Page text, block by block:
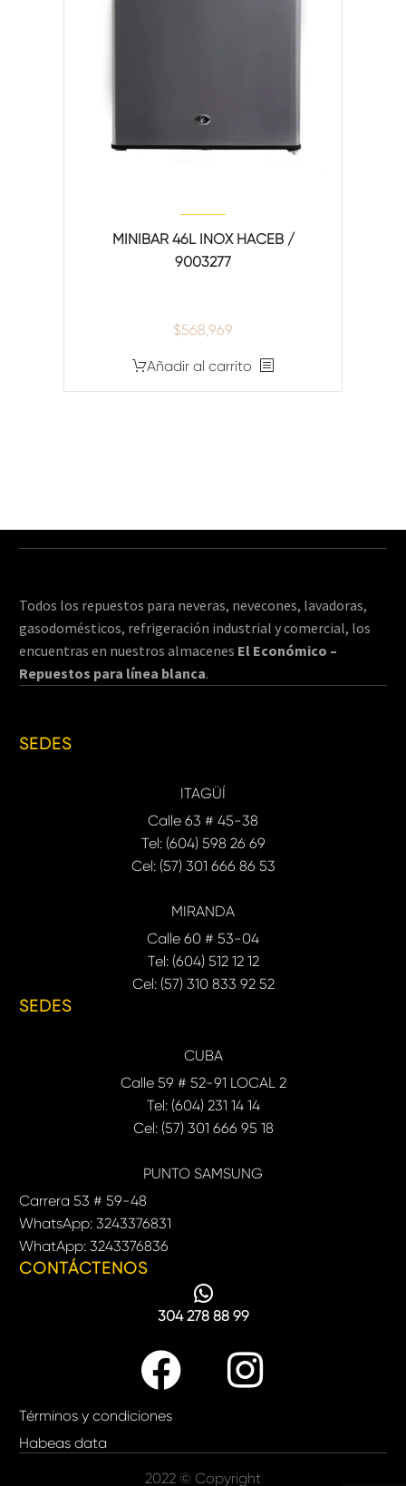
MINIBAR 46L INOX HACEB /
9003277
$568,969
Añadir al carrito
Todos los repuestos para neveras, nevecones, lavadoras,
gasodomésticos, refrigeración industrial y comercial, los
encuentras en nuestros almacenes El Económico –
Repuestos para línea blanca.
SEDES
ITAGÜÍ
Calle 63 # 45-38
Tel: (604) 598 26 69
Cel: (57) 301 666 86 53
MIRANDA
Calle 60 # 53-04
Tel: (604) 512 12 12
Cel: (57) 310 833 92 52
SEDES
CUBA
Calle 59 # 52-91 LOCAL 2
Tel: (604) 231 14 14
Cel: (57) 301 666 95 18
PUNTO SAMSUNG
Carrera 53 # 59-48
WhatsApp: 3243376831
WhatApp: 3243376836
CONTÁCTENOS
304 278 88 99
Términos y condiciones
Habeas data
2022 © Copyright